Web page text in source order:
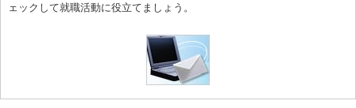
ェックして就職活動に役立てましょう。